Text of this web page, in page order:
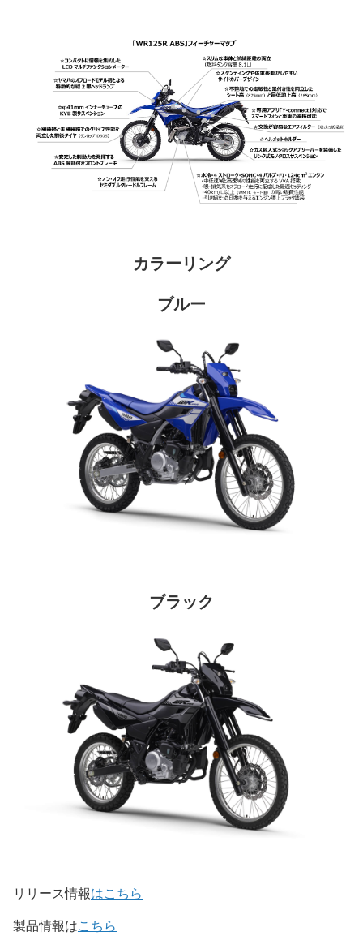
カラーリング
ブルー
ブラック
リリース情報はこちら
製品情報はこちら